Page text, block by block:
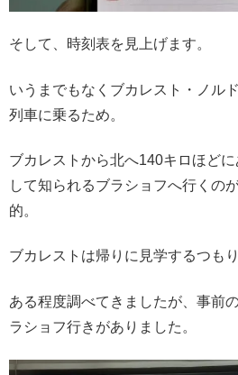
そして、時刻表を見上げます。
いうまでもなくブカレスト・ノル
列車に乗るため。
ブカレストから北へ140キロほど
して知られるブラショフへ行くの
的。
ブカレストは帰りに見学するつもり
ある程度調べてきましたが、事前
ラショフ行きがありました。